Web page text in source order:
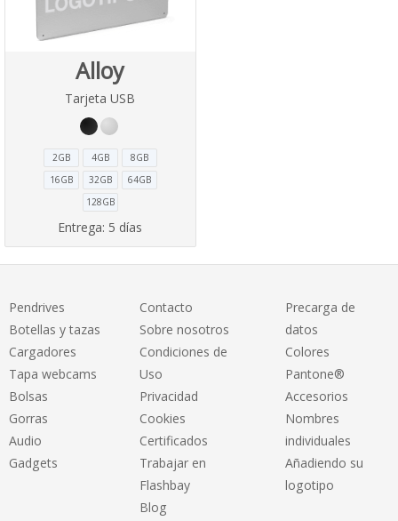
Alloy
Tarjeta USB
2GB 4GB
8GB
16GB
32GB
64GB
128GB
Entrega: 5 días
Pendrives
Botellas y tazas
Cargadores
Tapa webcams
Bolsas
Gorras
Audio
Gadgets
Contacto
Sobre nosotros
Condiciones de
Uso
Privacidad
Cookies
Certificados
Trabajar en
Flashbay
Blog
Precarga de
datos
Colores
Pantone®
Accesorios
Nombres
individuales
Añadiendo su
logotipo